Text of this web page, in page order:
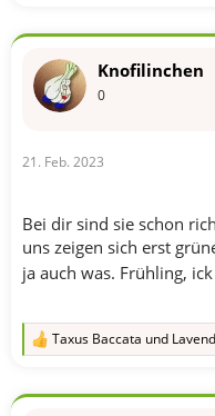
Knofilinchen
0
21. Feb. 2023
Bei dir sind sie schon
uns zeigen sich erst
ja auch was. Frühling,
R
k
Taxus Baccata und